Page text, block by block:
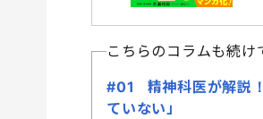
こちらのコラムも続け
#01 精神科医が解説
ていない」